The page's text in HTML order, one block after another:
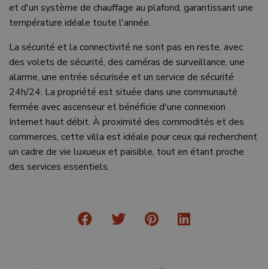
et d'un système de chauffage au plafond, garantissant une
température idéale toute l'année.
La sécurité et la connectivité ne sont pas en reste, avec
des volets de sécurité, des caméras de surveillance, une
alarme, une entrée sécurisée et un service de sécurité
24h/24. La propriété est située dans une communauté
fermée avec ascenseur et bénéficie d'une connexion
Internet haut débit. À proximité des commodités et des
commerces, cette villa est idéale pour ceux qui recherchent
un cadre de vie luxueux et paisible, tout en étant proche
des services essentiels.